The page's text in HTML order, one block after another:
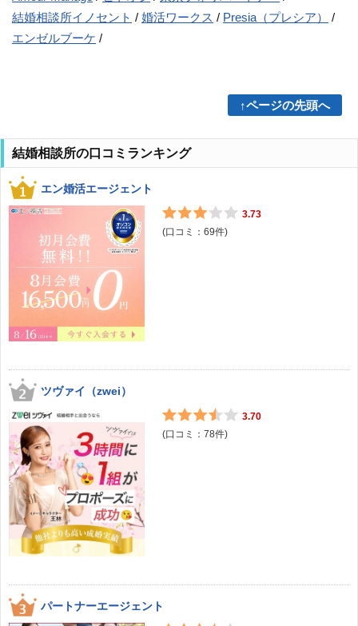
結婚相談所イノセント
婚活ワークス
Presia（プレシア）
エンゼルブーケ
↑ページの先頭へ
結婚相談所の口コミランキング
エン婚活エージェント
3.73
(口コミ： 69件)
ツヴァイ（zwei）
3.70
(口コミ： 78件)
パートナーエージェント